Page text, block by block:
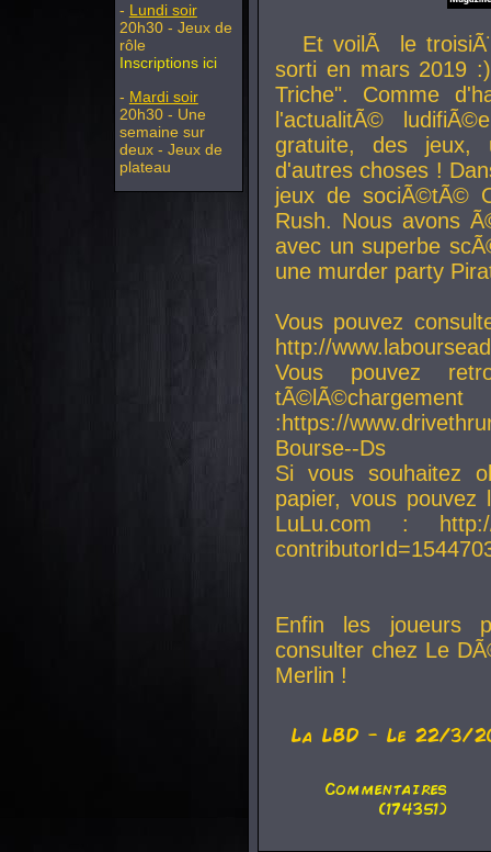
- Lundi soir
20h30 - Jeux de
rôle
Inscriptions ici
- Mardi soir
20h30 - Une
semaine sur
deux - Jeux de
plateau
Et voilÃ le
sorti en mars 2019
Triche". Comme
l'actualitÃ©
gratuite, des jeux,
d'autres choses !
jeux de sociÃ©tÃ©
Rush. Nous avons
avec un superbe
une murder party
Vous pouvez
http://
Vous pouvez
:https://
Bourse--Ds
Si vous souhaitez
papier, vous
LuLu.com : http://
Enfin les joueurs
consulter chez Le
Merlin !
La LBD - Le 22/3/
Commentaires
(174351)